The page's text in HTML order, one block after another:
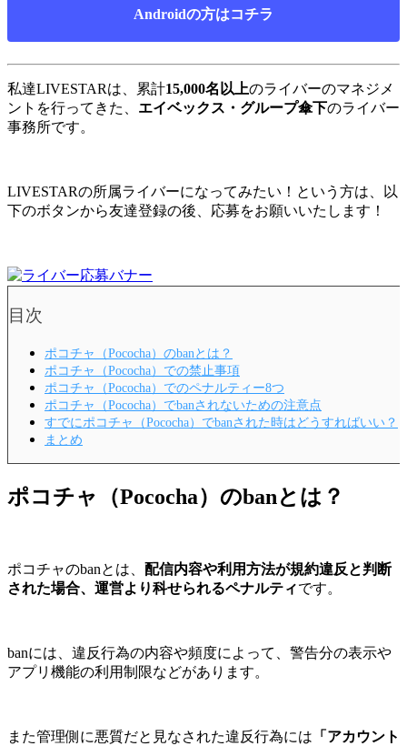
Androidの方はコチラ
私達LIVESTARは、累計15,000名以上のライバーのマネジメ
ントを行ってきた、 エイベックス・グループ傘下のライバー
事務所です。
LIVESTARの所属ライバーになってみたい！という方は、以
下のボタンから友達登録の後、応募をお願いいたします！
目次
ポコチャ（Pococha）のbanとは？
ポコチャ（Pococha）での禁止事項
ポコチャ（Pococha）でのペナルティー8つ
ポコチャ（Pococha）でbanされないための注意点
すでにポコチャ（Pococha）でbanされた時はどうすればいい？
まとめ
ポコチャ（Pococha）のbanとは？
ポコチャのbanとは、 配信内容や利用方法が規約違反と判断
された場合、運営より科せられるペナルティです。
banには、違反行為の内容や頻度によって、警告分の表示や
アプリ機能の利用制限などがあります。
また管理側に悪質だと見なされた違反行為には 「アカウント